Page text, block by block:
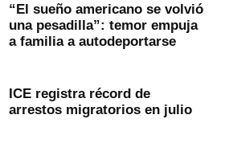
“El sueño americano se volvió
una pesadilla”: temor empuja
a familia a autodeportarse
ICE registra récord de
arrestos migratorios en julio